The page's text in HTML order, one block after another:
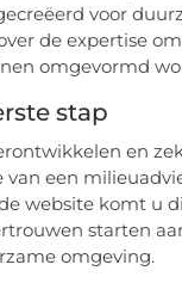
voor
de expertise
omgevormd
stap
en
van een
website komt u
starten
omgeving.